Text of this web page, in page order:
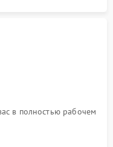
в полностью рабочем